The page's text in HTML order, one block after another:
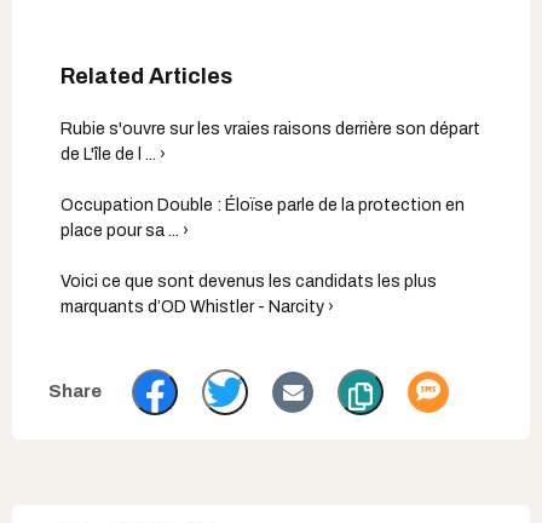
Rubie s'ouvre sur les vraies raisons derrière son départ
de L'île de l ... ›
Occupation Double : Éloïse parle de la protection en
place pour sa ... ›
Voici ce que sont devenus les candidats les plus
marquants d’OD Whistler - Narcity ›